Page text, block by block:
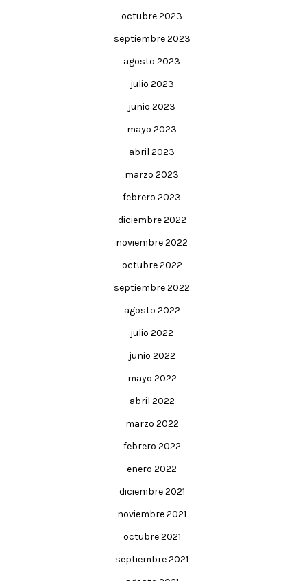
octubre 2023
septiembre 2023
agosto 2023
julio 2023
junio 2023
mayo 2023
abril 2023
marzo 2023
febrero 2023
diciembre 2022
noviembre 2022
octubre 2022
septiembre 2022
agosto 2022
julio 2022
junio 2022
mayo 2022
abril 2022
marzo 2022
febrero 2022
enero 2022
diciembre 2021
noviembre 2021
octubre 2021
septiembre 2021